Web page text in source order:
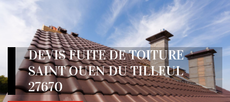
DEVIS FUITE DE TOITURE
SAINT OUEN DU TILLEUL
27670